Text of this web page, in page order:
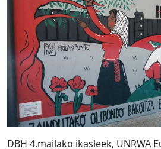
DBH 4.mailako ikasleek, UNRWA